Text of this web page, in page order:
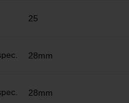
25
28mm
28mm